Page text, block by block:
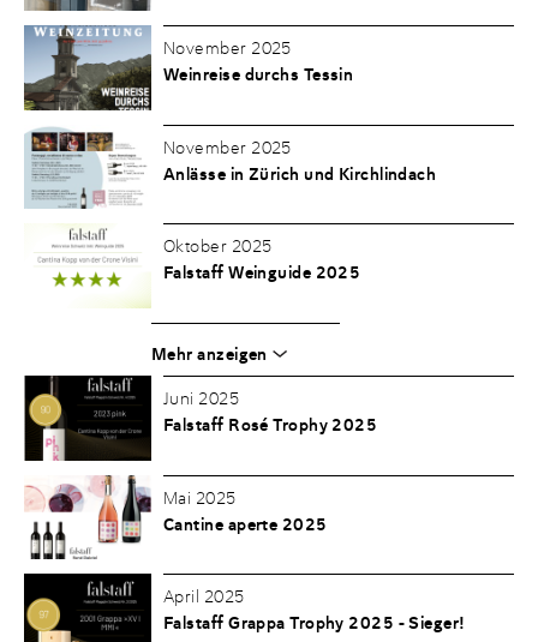
November 2025
Weinreise durchs Tessin
November 2025
Anlässe in Zürich und Kirchlindach
Oktober 2025
Falstaff Weinguide 2025
Mehr anzeigen
Juni 2025
Falstaff Rosé Trophy 2025
Mai 2025
Cantine aperte 2025
April 2025
Falstaff Grappa Trophy 2025 - Sieger!